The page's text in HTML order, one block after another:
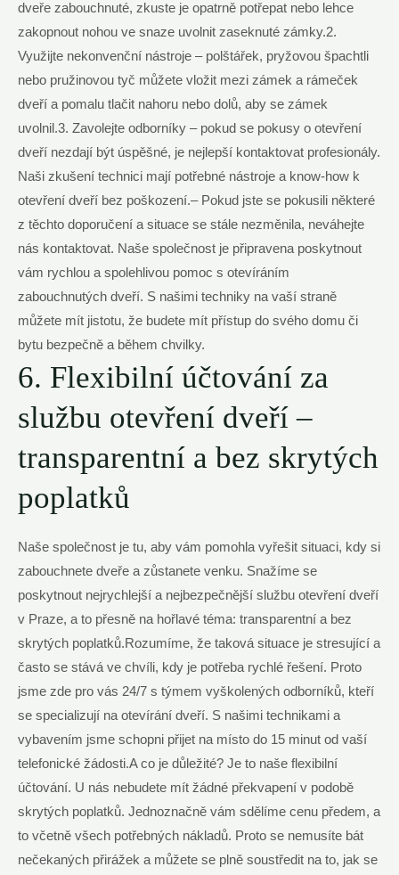
dveře zabouchnuté, zkuste je opatrně potřepat nebo lehce
zakopnout nohou ve snaze uvolnit zaseknuté zámky.2.
Využijte nekonvenční nástroje – polštářek, pryžovou špachtli
nebo pružinovou tyč můžete vložit mezi zámek a rámeček
dveří a pomalu tlačit nahoru nebo dolů, aby se zámek
uvolnil.3. Zavolejte odborníky – pokud se pokusy o otevření
dveří nezdají být úspěšné, je nejlepší kontaktovat profesionály.
Naši zkušení technici mají potřebné nástroje a know-how k
otevření dveří bez poškození.– Pokud jste se pokusili některé
z těchto doporučení a situace se stále nezměnila, neváhejte
nás kontaktovat. Naše společnost je připravena poskytnout
vám rychlou a spolehlivou pomoc s otevíráním
zabouchnutých dveří. S našimi techniky na vaší straně
můžete mít jistotu, že budete mít přístup do svého domu či
bytu bezpečně a během chvilky.
6. Flexibilní účtování za
službu otevření dveří –
transparentní a bez skrytých
poplatků
Naše společnost je tu, aby vám pomohla vyřešit situaci, kdy si
zabouchnete dveře a zůstanete venku. Snažíme se
poskytnout nejrychlejší a nejbezpečnější službu otevření dveří
v Praze, a to přesně na hořlavé téma: transparentní a bez
skrytých poplatků.Rozumíme, že taková situace je stresující a
často se stává ve chvíli, kdy je potřeba rychlé řešení. Proto
jsme zde pro vás 24/7 s týmem vyškolených odborníků, kteří
se specializují na otevírání dveří. S našimi technikami a
vybavením jsme schopni přijet na místo do 15 minut od vaší
telefonické žádosti.A co je důležité? Je to naše flexibilní
účtování. U nás nebudete mít žádné překvapení v podobě
skrytých poplatků. Jednoznačně vám sdělíme cenu předem, a
to včetně všech potřebných nákladů. Proto se nemusíte bát
nečekaných přirážek a můžete se plně soustředit na to, jak se